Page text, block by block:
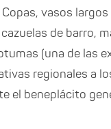
vasos
de barro,
(una de las
regionales a
el beneplácito